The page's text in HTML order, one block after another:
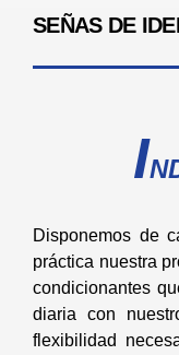
SEÑAS DE
I
Disponemos de
práctica nuestra
condicionantes
diaria con
flexibilidad